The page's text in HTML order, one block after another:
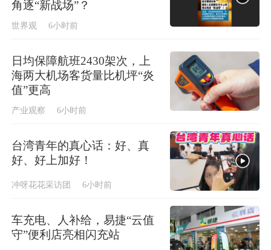
角逐“新战场”？
世界观 6小时前
日均保障航班2430架次，上
海两大机场客货量比机坪“炎
值”更高
产业观察 6小时前
台湾青年的真心话：好、真
好、好上加好！
冲呀花花采访团 6小时前
车充电、人补给，易捷“云值
守”便利店亮相闪充站